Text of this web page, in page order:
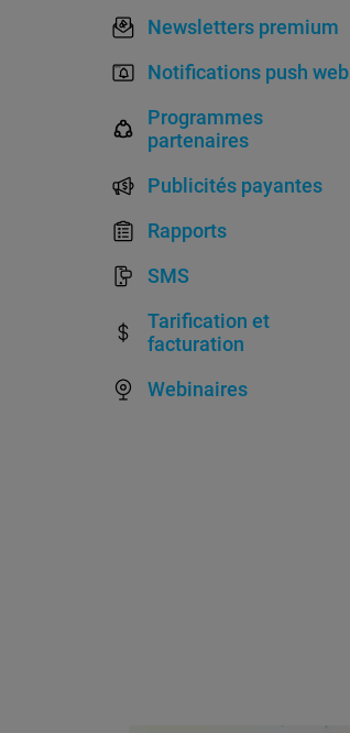
Newsletters premium
Notifications push web
Programmes
partenaires
Publicités payantes
Rapports
SMS
Tarification et
facturation
Webinaires